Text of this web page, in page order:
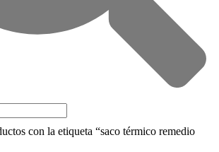
con la etiqueta “saco térmico remedio